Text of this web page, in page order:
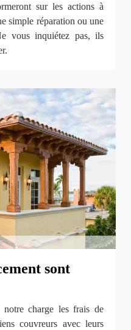
sur les actions à
simple réparation ou une
vous inquiétez pas, ils
sont
notre charge les frais de
couvreurs avec leurs